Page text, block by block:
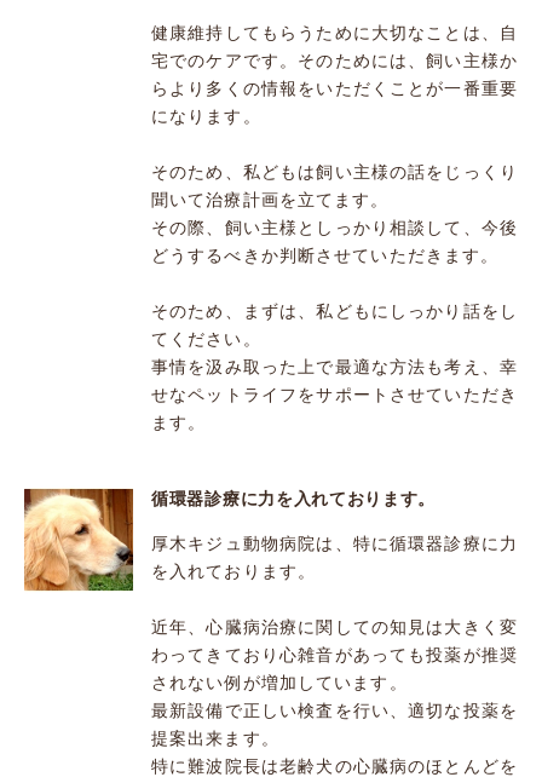
健康維持してもらうために大切なことは、自
宅でのケアです。そのためには、飼い主様か
らより多くの情報をいただくことが一番重要
になります。
そのため、私どもは飼い主様の話をじっくり
聞いて治療計画を立てます。
その際、飼い主様としっかり相談して、今後
どうするべきか判断させていただきます。
そのため、まずは、私どもにしっかり話をし
てください。
事情を汲み取った上で最適な方法も考え、幸
せなペットライフをサポートさせていただき
ます。
循環器診療に力を入れております。
厚木キジュ動物病院は、特に循環器診療に力
を入れております。
近年、心臓病治療に関しての知見は大きく変
わってきており心雑音があっても投薬が推奨
されない例が増加しています。
最新設備で正しい検査を行い、適切な投薬を
提案出来ます。
特に難波院長は老齢犬の心臓病のほとんどを